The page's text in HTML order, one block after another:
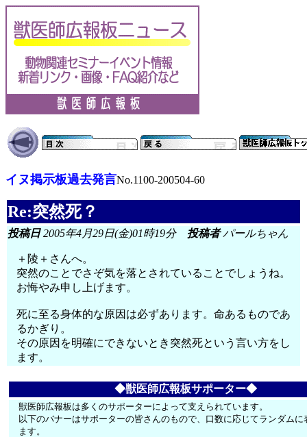
イヌ掲示板過去発言No.1100-200504-60
Re:突然死？
投稿日2005年4月29日(金)01時19分 投稿者パールちゃん
＋陵＋さんへ。
突然のことでさぞ気を落とされていることでしょうね。
お悔やみ申し上げます。
死に至る身体的な原因は必ずあります。命あるものであ
るかぎり。
その原因を明確にできないとき突然死という言い方をし
ます。
◆獣医師広報板サポーター◆
獣医師広報板は多くのサポーターによって支えられています。
以下のバナーはサポーターの皆さんのもので、口数に応じてランダムに
ます。